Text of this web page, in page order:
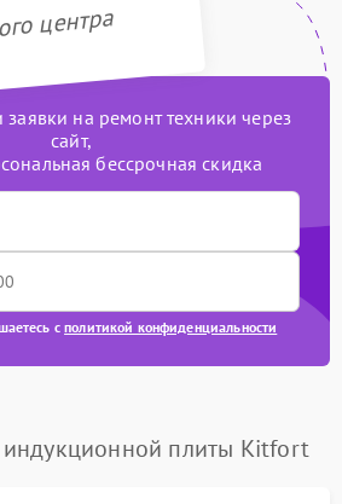
центра
на ремонт техники через
сайт,
бессрочная скидка
сполитикой конфиденциальности
плиты Kitfort